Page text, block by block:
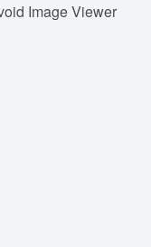
Image Viewer